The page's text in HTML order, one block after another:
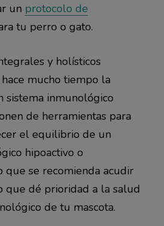
un protocolo de
tu perro o gato.
y holísticos
mucho tiempo la
sistema inmunológico
de herramientas para
el equilibrio de un
hipoactivo o
que se recomienda acudir
que dé prioridad a la salud
de tu mascota.